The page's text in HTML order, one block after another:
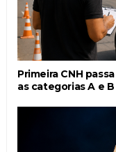
Primeira CNH
as categorias A e